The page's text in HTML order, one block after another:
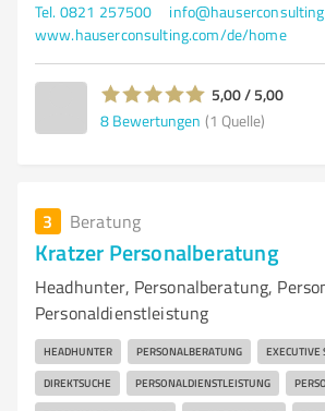
Tel. 0821 257500
www.hauserconsulting.com/de/home
5,00 / 5,00
8 Bewertungen (1 Quelle)
3 Beratung
Kratzer Personalberatung
Headhunter, Personalberatung,
Personaldienstleistung
HEADHUNTER PERSONALBERATUNG EXECUTIVE
DIREKTSUCHE PERSONALDIENSTLEISTUNG